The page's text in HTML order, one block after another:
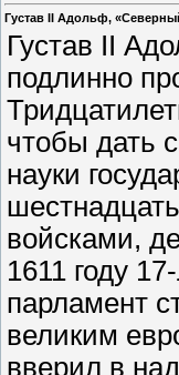
Густав II Адольф,
Густав II
подлинно
чтобы дать
науки
войсками,
1611 году
парламент
великим
вверил в